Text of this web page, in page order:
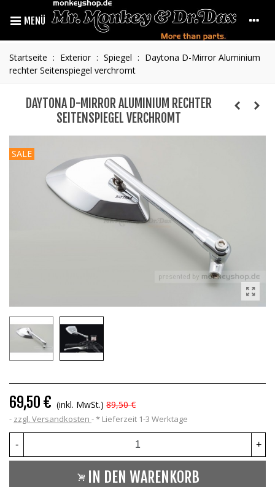
MENÜ
Startseite : Exterior : Spiegel : Daytona D-Mirror Aluminium
rechter Seitenspiegel verchromt
DAYTONA D-MIRROR ALUMINIUM RECHTER
SEITENSPIEGEL VERCHROMT
SALE
69,50 € (inkl. MwSt.) 89,50 €
zzgl. Versandkosten * Lieferzeit 1-3 Werktage
- +
IN DEN WARENKORB